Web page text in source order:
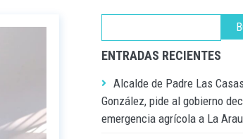
ENTRADAS RECIENTES
Alcalde de Padre Las
González, pide al gobierno
emergencia agrícola a La